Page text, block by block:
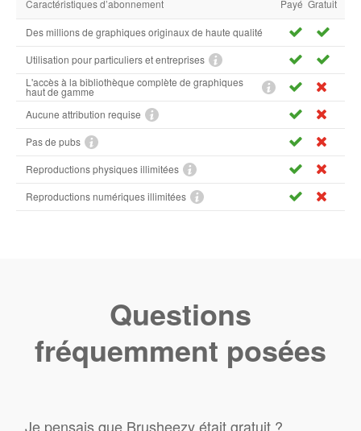
Caractéristiques d’abonnement Payé Gratuit
Des millions de graphiques originaux de haute qualité
Utilisation pour particuliers et entreprises
L'accès à la bibliothèque complète de graphiques
haut de gamme
Aucune attribution requise
Pas de pubs
Reproductions physiques illimitées
Reproductions numériques illimitées
Questions
fréquemment posées
Je pensais que Brusheezy était gratuit ?